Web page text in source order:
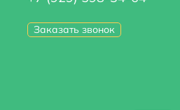
Заказать звонок